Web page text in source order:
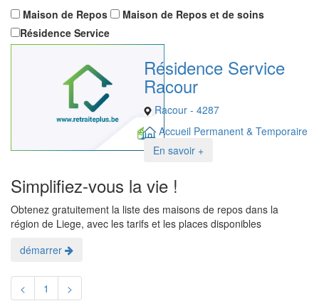
Maison de Repos
Maison de Repos et de soins
Résidence Service
Résidence Service
Racour
Racour - 4287
Accueil Permanent & Temporaire
En savoir +
Simplifiez-vous la vie !
Obtenez gratuitement la liste des maisons de repos dans la
région de Liege, avec les tarifs et les places disponibles
démarrer
< 1 >